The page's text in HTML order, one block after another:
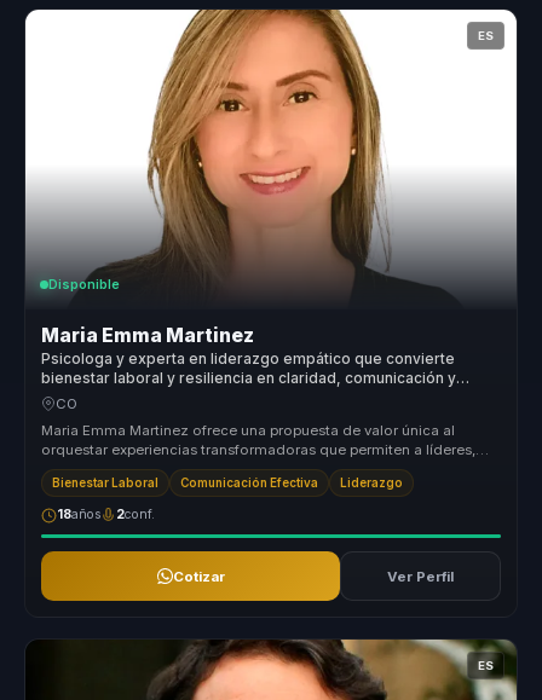
ES
Disponible
Maria Emma Martinez
Psicologa y experta en liderazgo empático que convierte
bienestar laboral y resiliencia en claridad, comunicación y
fortaleza para equipos.
CO
Maria Emma Martinez ofrece una propuesta de valor única al
orquestar experiencias transformadoras que permiten a líderes,
directivos y re...
Bienestar Laboral Comunicación Efectiva Liderazgo
18años 2conf.
Cotizar Ver Perfil
ES